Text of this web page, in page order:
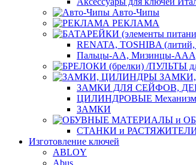
Авто-Чипы
РЕКЛАМА
RENATA, TOSHIBA (литий,
Пальцы-АА, Мизинцы-ААА,
ЗАМКИ ДЛЯ СЕЙФОВ,
ЦИЛИНДРОВЫЕ
ЗАМКИ
СТАНКИ и РАСТЯЖИТЕЛИ
Изготовление ключей
ABLOY